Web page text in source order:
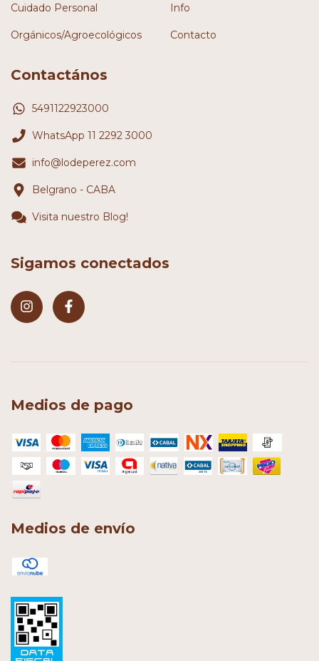
Cuidado Personal
Orgánicos/Agroecológicos
Info
Contacto
Contactános
5491122923000
WhatsApp 11 2292 3000
info@lodeperez.com
Belgrano - CABA
Visita nuestro Blog!
Sigamos conectados
Medios de pago
Medios de envío